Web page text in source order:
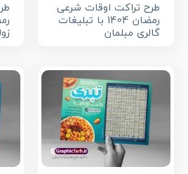
طرح تراکت اوقات شرعی
رمضان 1404 با تبلیغات
گالری مبلمان